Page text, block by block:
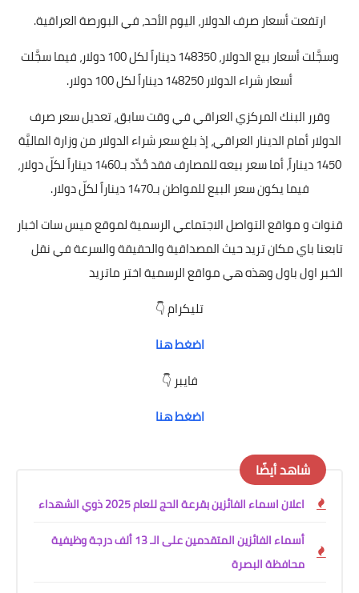
ارتفعت أسعار صرف الدولار، اليوم الأحد، في البورصة العراقية.
وسجَّلت أسعار بيع الدولار، 148350 ديناراً لكل 100 دولار، فيما سجَّلت
أسعار شراء الدولار 148250 ديناراً لكل 100 دولار.
وقرر البنك المركزي العراقي في وقت سابق، تعديل سعر صرف
الدولار أمام الدينار العراقي، إذ بلغ سعر شراء الدولار من وزارة الماليَّة
1450 ديناراً، أما سعر بيعه للمصارف فقد حُدِّد بـ1460 ديناراً لكلّ دولار،
فيما يكون سعر البيع للمواطن بـ1470 ديناراً لكلّ دولار.
قنواتو مواقع التواصل الاجتماعي الرسمية لموقع ميس سات اخبار
تابعنا باي مكان تريد حيث المصداقية والحقيقة والسرعة في نقل
الخبر اول باول وهذه هي مواقع الرسمية اختر ماتريد
تليكرام 👇
اضغط هنا
فايبر 👇
اضغط هنا
شاهد أيضًا
اعلان اسماء الفائزين بقرعة الحج للعام 2025 ذوي الشهداء
أسماء الفائزين المتقدمين على الـ 13 ألف درجة وظيفية
محافظة البصرة